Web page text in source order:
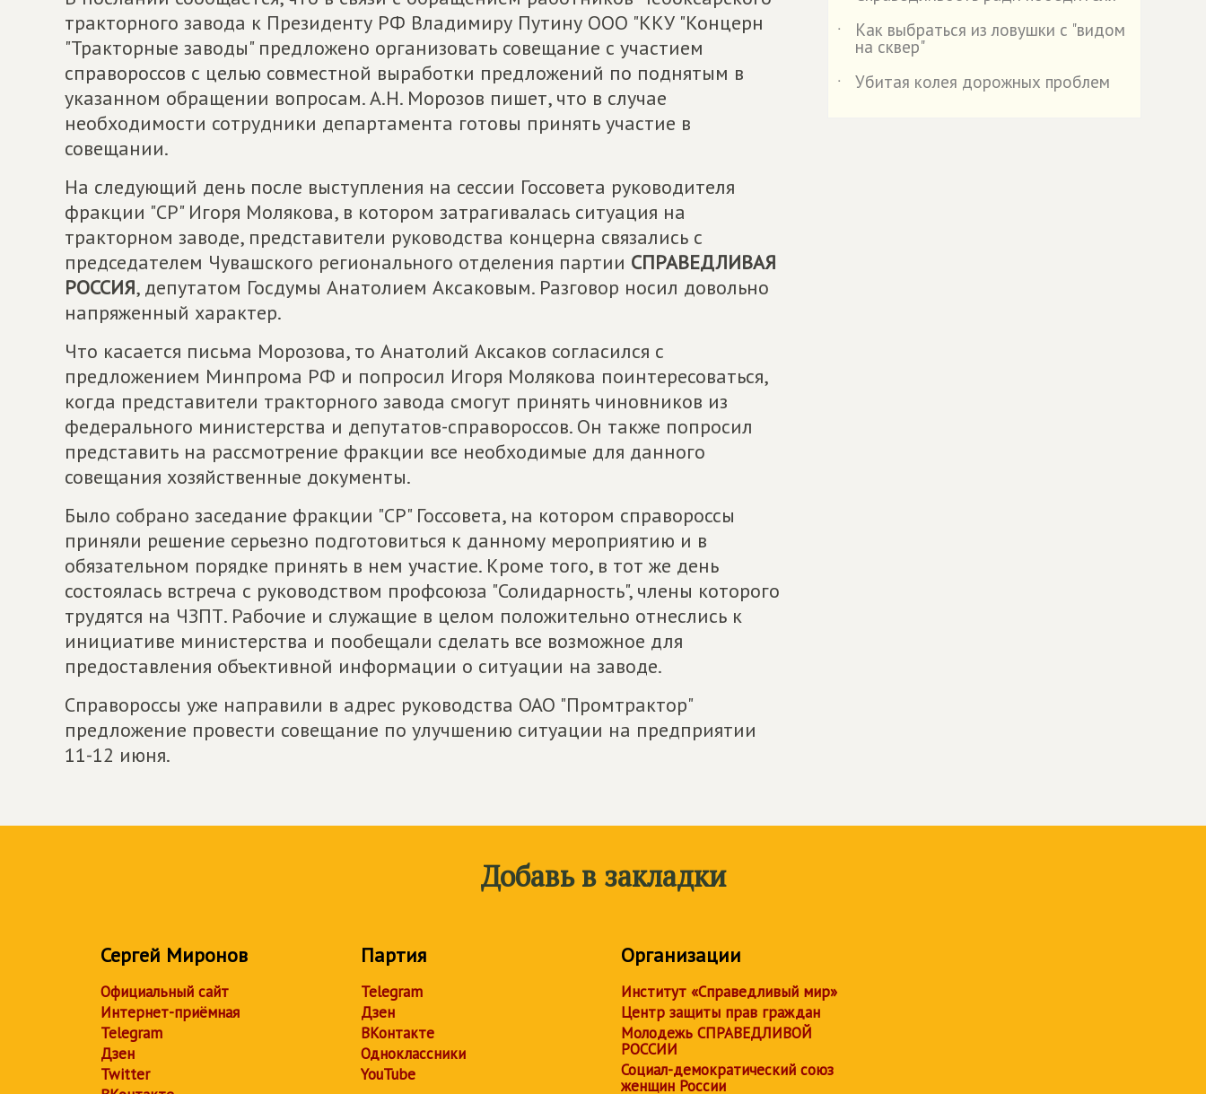
тракторного завода к Президенту РФ Владимиру Путину ООО "ККУ "Концерн
"Тракторные заводы" предложено организовать совещание с участием
справороссов с целью совместной выработки предложений по поднятым в
указанном обращении вопросам. А.Н. Морозов пишет, что в случае
необходимости сотрудники департамента готовы принять участие в
совещании.
На следующий день после выступления на сессии Госсовета руководителя
фракции "СР" Игоря Молякова, в котором затрагивалась ситуация на
тракторном заводе, представители руководства концерна связались с
председателем Чувашского регионального отделения партии СПРАВЕДЛИВАЯ
РОССИЯ, депутатом Госдумы Анатолием Аксаковым. Разговор носил довольно
напряженный характер.
Что касается письма Морозова, то Анатолий Аксаков согласился с
предложением Минпрома РФ и попросил Игоря Молякова поинтересоваться,
когда представители тракторного завода смогут принять чиновников из
федерального министерства и депутатов-справороссов. Он также попросил
представить на рассмотрение фракции все необходимые для данного
совещания хозяйственные документы.
Было собрано заседание фракции "СР" Госсовета, на котором справороссы
приняли решение серьезно подготовиться к данному мероприятию и в
обязательном порядке принять в нем участие. Кроме того, в тот же день
состоялась встреча с руководством профсоюза "Солидарность", члены которого
трудятся на ЧЗПТ. Рабочие и служащие в целом положительно отнеслись к
инициативе министерства и пообещали сделать все возможное для
предоставления объективной информации о ситуации на заводе.
Справороссы уже направили в адрес руководства ОАО "Промтрактор"
предложение провести совещание по улучшению ситуации на предприятии
11-12 июня.
˙
Как выбраться из ловушки с "видом
на сквер"
˙
Убитая колея дорожных проблем
Добавь в закладки
Сергей Миронов
Официальный сайт
Интернет-приёмная
Telegram
Дзен
Twitter
Партия
Telegram
Дзен
ВКонтакте
Одноклассники
YouTube
Организации
Институт «Справедливый мир»
Центр защиты прав граждан
Молодежь СПРАВЕДЛИВОЙ
РОССИИ
Социал-демократический союз
женщин России